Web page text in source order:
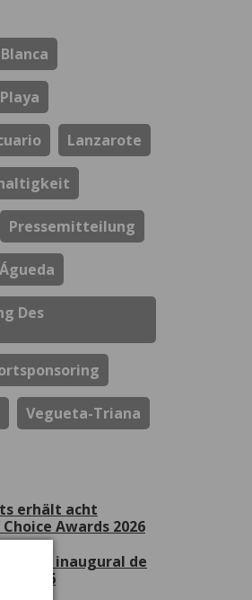
Lanzarote
Pressemitteilung
Des
Vegueta-Triana
erhält acht
Awards 2026
inaugural de
2026